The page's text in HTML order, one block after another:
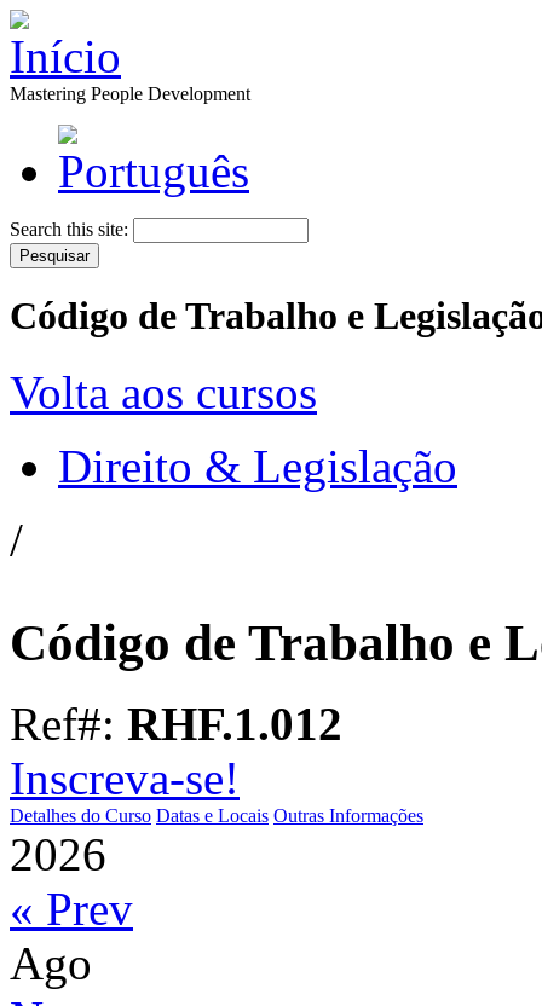
Mastering People Development
Search this site:
Código de Trabalho e
Volta aos cursos
Direito & Legislação
/
Código de Trabalho e
Ref#: RHF.1.012
Inscreva-se!
Detalhes do Curso Datas e Locais Outras Informações
2026
« Prev
Ago